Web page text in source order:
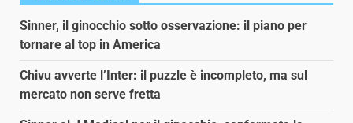
Sinner, il ginocchio sotto osservazione: il piano per
tornare al top in America
Chivu avverte l’Inter: il puzzle è incompleto, ma sul
mercato non serve fretta